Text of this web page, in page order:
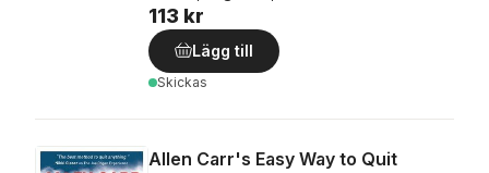
113 kr
Lägg till
Skickas
Allen Carr's Easy Way to Quit